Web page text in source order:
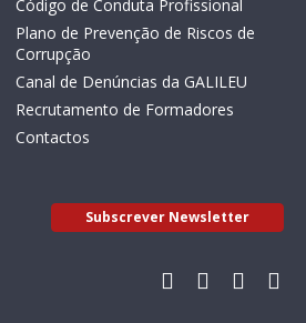
Código de Conduta Profissional
Plano de Prevenção de Riscos de
Corrupção
Canal de Denúncias da GALILEU
Recrutamento de Formadores
Contactos
Subscrever Newsletter